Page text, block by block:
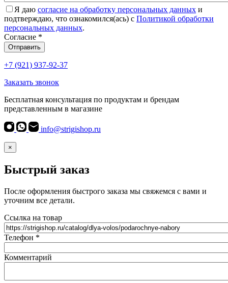
Я даю согласие на обработку персональных данных и
подтверждаю, что ознакомился(ась) с Политикой обработки
персональных данных.
Согласие *
Отправить
+7 (921) 937-92-37
Заказать звонок
Бесплатная консультация по продуктам и брендам
представленным в магазине
info@strigishop.ru
×
Быстрый заказ
После оформления быстрого заказа мы свяжемся с вами и
уточним все детали.
Ссылка на товар
Телефон *
Комментарий